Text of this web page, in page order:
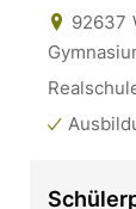
92637